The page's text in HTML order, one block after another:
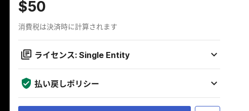
$50
消費税は決済時に計算されます
ライセンス: Single Entity
払い戻しポリシー